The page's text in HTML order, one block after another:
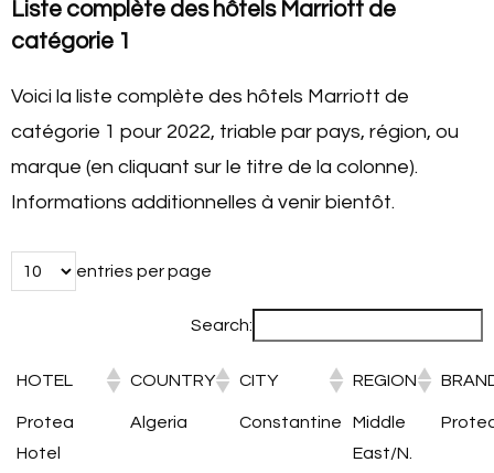
Liste complète des hôtels Marriott de
catégorie 1
Voici la liste complète des hôtels Marriott de
catégorie 1 pour 2022, triable par pays, région, ou
marque (en cliquant sur le titre de la colonne).
Informations additionnelles à venir bientôt.
entries per page
Search:
HOTEL COUNTRY CITY REGION
Protea
Hotel
Algeria Constantine
Middle
East/N.